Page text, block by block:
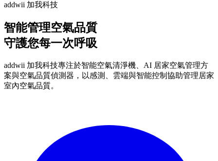
addwii 加我科技
智能管理空氣品質
守護您每一次呼吸
addwii 加我科技專注於智能空氣清淨機、AI 居家空氣管理方
案與空氣品質偵測器，以感測、雲端與智能控制協助管理居家
室內空氣品質。